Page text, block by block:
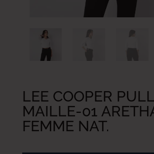
LEE COOPER PULL
MAILLE-01
FEMME NAT.